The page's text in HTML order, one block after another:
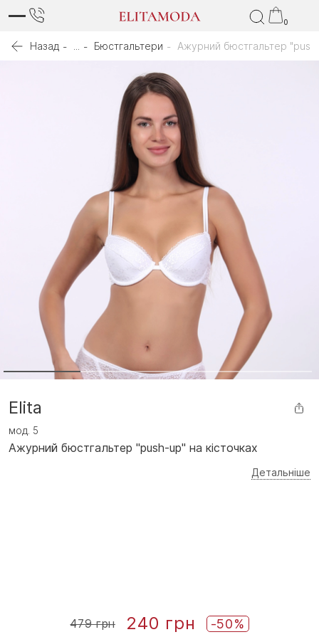
0
Назад Бюстгальтери Ажурний бюстгальтер
Elita
мод. 5
Ажурний бюстгальтер "push-up" на кісточках
Детальніше
479 грн 240 грн -50%